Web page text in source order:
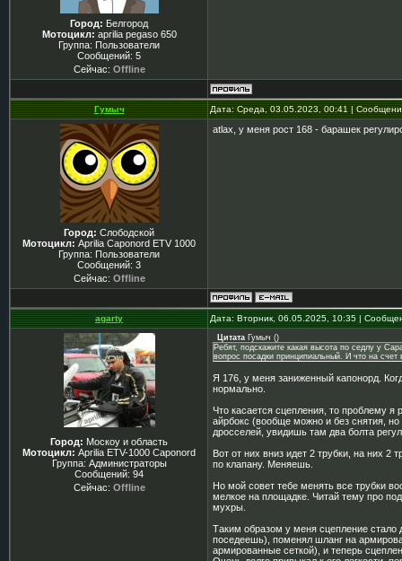
Город: Белгород
Мотоцикл: aprilia pegaso 650
Группа: Пользователи
Сообщений: 5
Сейчас: Offline
Гумыч Дата: Среда, 03.05.2023, 00:41 |
Город: Слободской
Мотоцикл: Aprilia Caponord ETV 1000
Группа: Пользователи
Сообщений: 3
Сейчас: Offline
atlax, у меня рост 168 - барашек
agarty Дата: Вторник, 06.05.2025, 10:35 |
Город: Москоу и область
Мотоцикл: Aprilia ETV-1000 Caponord
Группа: Администраторы
Сообщений: 94
Сейчас: Offline
Цитата Гумыч ()
Ребят, подскажите какая высота по седлу у
вопрос посадки принципиальный. И что на
Я 176, у меня заниженный капонорд.
нормально.
Что касается сцепления, то проблему
айрбокс (вообще можно и без снятия,
дросселей, увидишь там два болта
Вот от них вниз идет 2 трубки, на них
по клапану. Меняешь.
Но мой совет тебе менять все трубки
мелкое на площадке. Читай тему про
мухры.
Таким образом у меня сцепление
поседеешь), поменял шланг на
армированные сеткой), и теперь